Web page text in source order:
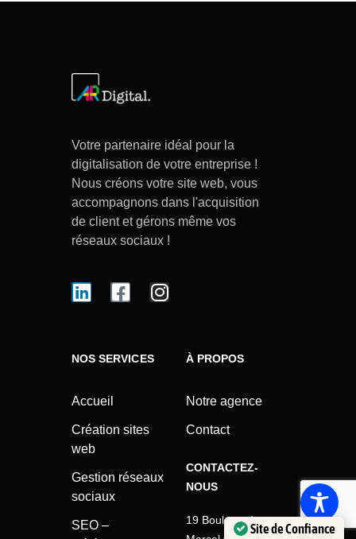
Votre partenaire idéal pour la
digitalisation de votre entreprise !
Nous créons votre site web, vous
accompagnons dans l'acquisition
de client et gérons même vos
réseaux sociaux !
NOS SERVICES
Accueil
Création sites
web
Gestion réseaux
sociaux
SEO –
À PROPOS
Notre agence
Contact
CONTACTEZ-
NOUS
19 Boulevard
Site de Confiance